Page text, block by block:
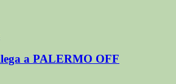
a PALERMO OFF